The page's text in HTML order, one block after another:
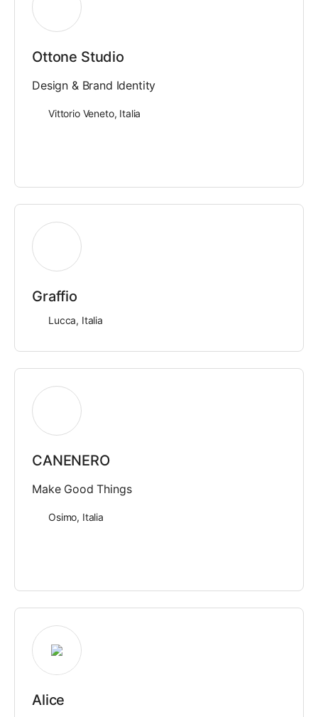
Ottone Studio
Design & Brand Identity
Vittorio Veneto, Italia
Graffio
Lucca, Italia
CANENERO
Make Good Things
Osimo, Italia
Alice